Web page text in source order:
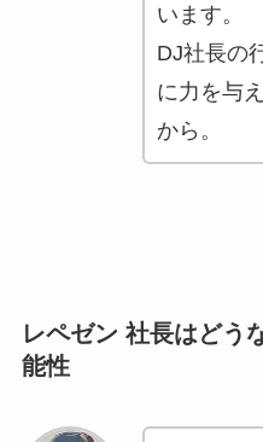
います。
DJ社長の
に力を与
から。
レペゼン 社長はどう
能性